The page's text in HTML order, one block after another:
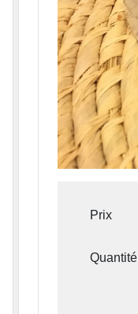
Prix
Quantité